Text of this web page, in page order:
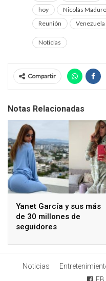
hoy
Nicolás Maduro
Reunión
Venezuela
Noticias
Compartir
Notas Relacionadas
Yanet García y sus más
de 30 millones de
seguidores
Noticias